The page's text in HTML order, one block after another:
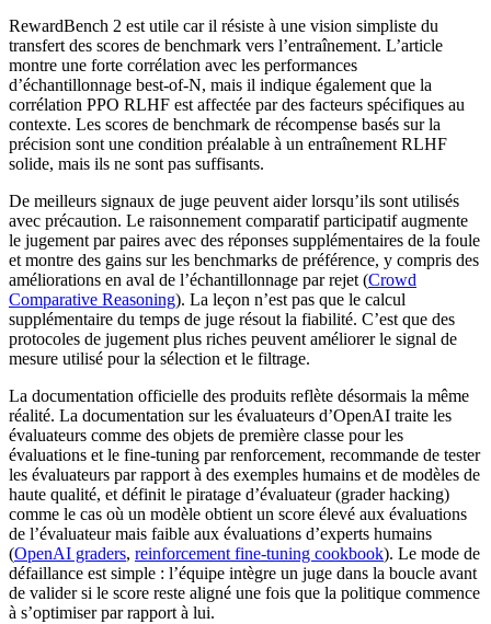
RewardBench 2 est utile car il résiste à une vision simpliste du
transfert des scores de benchmark vers l’entraînement. L’article
montre une forte corrélation avec les performances
d’échantillonnage best-of-N, mais il indique également que la
corrélation PPO RLHF est affectée par des facteurs spécifiques au
contexte. Les scores de benchmark de récompense basés sur la
précision sont une condition préalable à un entraînement RLHF
solide, mais ils ne sont pas suffisants.
De meilleurs signaux de juge peuvent aider lorsqu’ils sont utilisés
avec précaution. Le raisonnement comparatif participatif augmente
le jugement par paires avec des réponses supplémentaires de la foule
et montre des gains sur les benchmarks de préférence, y compris des
améliorations en aval de l’échantillonnage par rejet (Crowd
Comparative Reasoning). La leçon n’est pas que le calcul
supplémentaire du temps de juge résout la fiabilité. C’est que des
protocoles de jugement plus riches peuvent améliorer le signal de
mesure utilisé pour la sélection et le filtrage.
La documentation officielle des produits reflète désormais la même
réalité. La documentation sur les évaluateurs d’OpenAI traite les
évaluateurs comme des objets de première classe pour les
évaluations et le fine-tuning par renforcement, recommande de tester
les évaluateurs par rapport à des exemples humains et de modèles de
haute qualité, et définit le piratage d’évaluateur (grader hacking)
comme le cas où un modèle obtient un score élevé aux évaluations
de l’évaluateur mais faible aux évaluations d’experts humains
(OpenAI graders, reinforcement fine-tuning cookbook). Le mode de
défaillance est simple : l’équipe intègre un juge dans la boucle avant
de valider si le score reste aligné une fois que la politique commence
à s’optimiser par rapport à lui.